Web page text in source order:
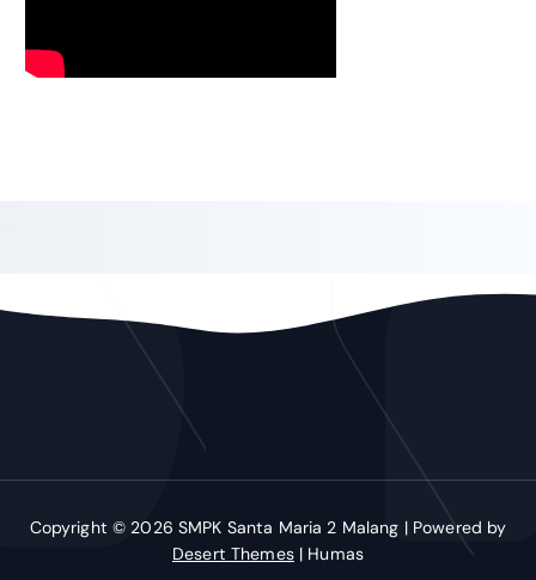
Copyright © 2026 SMPK Santa Maria 2 Malang | Powered by
Desert Themes| Humas